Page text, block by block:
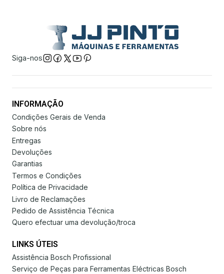
Siga-nos
INFORMAÇÃO
Condições Gerais de Venda
Sobre nós
Entregas
Devoluções
Garantias
Termos e Condições
Política de Privacidade
Livro de Reclamações
Pedido de Assistência Técnica
Quero efectuar uma devolução/troca
LINKS ÚTEIS
Assistência Bosch Profissional
Serviço de Peças para Ferramentas Eléctricas Bosch